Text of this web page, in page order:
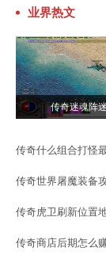
业界热文
传奇迷魂阵
传奇什么组合打怪
传奇世界屠魔装备
传奇虎卫刷新位置
传奇商店后期怎么